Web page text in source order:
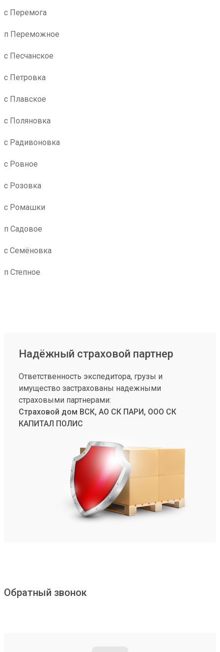
с Перемога
п Переможное
с Песчанское
с Петровка
с Плавское
с Поляновка
с Радивоновка
с Ровное
с Розовка
с Ромашки
п Садовое
с Семёновка
п Степное
Надёжный страховой партнер
Ответственность экспедитора, грузы и
имущество застрахованы надежными
страховыми партнерами:
Страховой дом ВСК, АО СК ПАРИ, ООО СК
КАПИТАЛ ПОЛИС
Обратный звонок